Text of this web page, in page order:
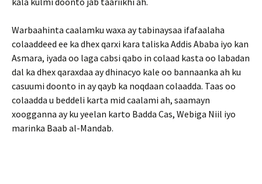
Warbaahinta caalamku waxa ay tabinaysaa ifafaalaha
colaaddeed ee ka dhex qarxi kara taliska Addis Ababa iyo kan
Asmara, iyada oo laga cabsi qabo in colaad kasta oo labadan
dal ka dhex qaraxdaa ay dhinacyo kale oo bannaanka ah ku
casuumi doonto in ay qayb ka noqdaan colaadda. Taas oo
colaadda u beddeli karta mid caalami ah, saamayn
xoogganna ay ku yeelan karto Badda Cas, Webiga Niil iyo
marinka Baab al-Mandab.